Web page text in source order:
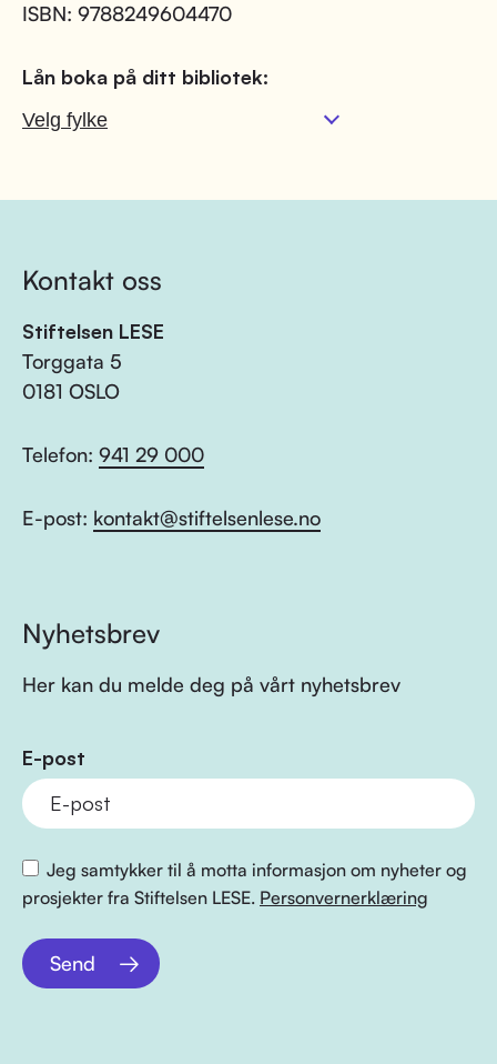
ISBN: 9788249604470
Lån boka på ditt bibliotek:
Kontakt oss
Stiftelsen LESE
Torggata 5
0181 OSLO
Telefon: 941 29 000
E-post: kontakt@stiftelsenlese.no
Nyhetsbrev
Her kan du melde deg på vårt nyhetsbrev
E-post
Jeg samtykker til å motta informasjon om nyheter og
prosjekter fra Stiftelsen LESE. Personvernerklæring
Send